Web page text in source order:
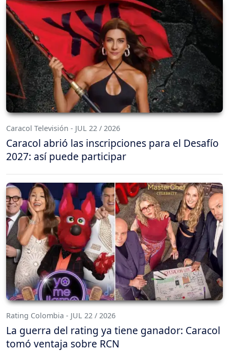
Caracol Televisión - JUL 22 / 2026
Caracol abrió las inscripciones para el Desafío
2027: así puede participar
Rating Colombia - JUL 22 / 2026
La guerra del rating ya tiene ganador: Caracol
tomó ventaja sobre RCN